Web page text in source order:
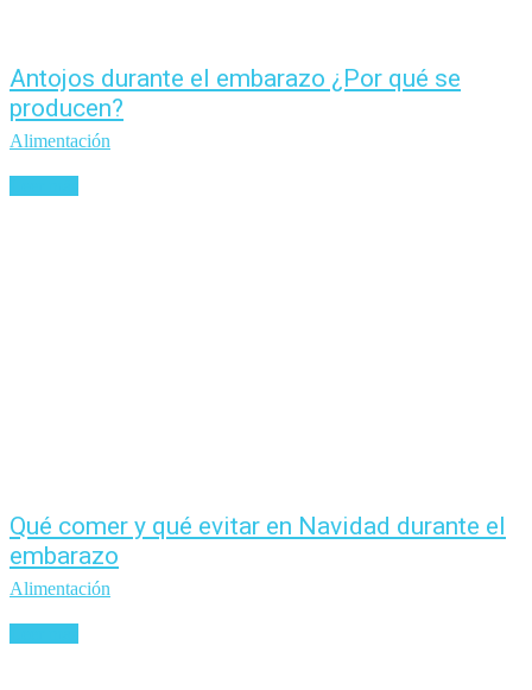
Antojos durante el embarazo ¿Por qué se
producen?
Alimentación
Qué comer y qué evitar en Navidad durante el
embarazo
Alimentación